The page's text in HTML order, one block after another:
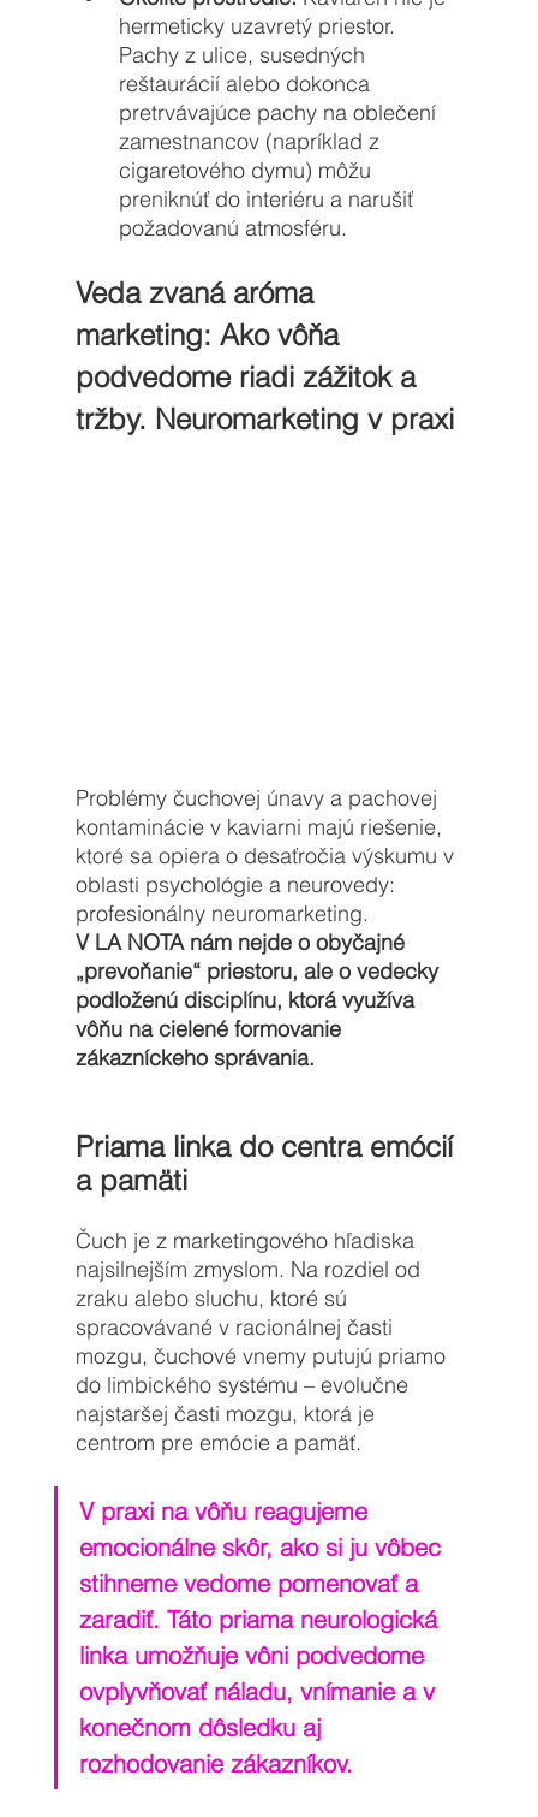
hermeticky uzavretý priestor.
Pachy z ulice, susedných
reštaurácií alebo dokonca
pretrvávajúce pachy na oblečení
zamestnancov (napríklad z
cigaretového dymu) môžu
preniknúť do interiéru a narušiť
požadovanú atmosféru.
Veda zvaná aróma
marketing: Ako vôňa
podvedome riadi zážitok a
tržby. Neuromarketing v praxi
Problémy čuchovej únavy a pachovej
kontaminácie v kaviarni majú riešenie,
ktoré sa opiera o desaťročia výskumu v
oblasti psychológie a neurovedy:
profesionálny neuromarketing.
V LA NOTA nám nejde o obyčajné
„prevoňanie“ priestoru, ale o vedecky
podloženú disciplínu, ktorá využíva
vôňu na cielené formovanie
zákazníckeho správania.
Priama linka do centra emócií
a pamäti
Čuch je z marketingového hľadiska
najsilnejším zmyslom. Na rozdiel od
zraku alebo sluchu, ktoré sú
spracovávané v racionálnej časti
mozgu, čuchové vnemy putujú priamo
do limbického systému – evolučne
najstaršej časti mozgu, ktorá je
centrom pre emócie a pamäť.
V praxi na vôňu reagujeme
emocionálne skôr, ako si ju vôbec
stihneme vedome pomenovať a
zaradiť. Táto priama neurologická
linka umožňuje vôni podvedome
ovplyvňovať náladu, vnímanie a v
konečnom dôsledku aj
rozhodovanie zákazníkov.